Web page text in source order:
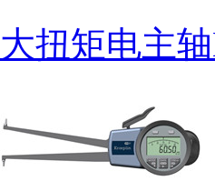
大扭矩电主